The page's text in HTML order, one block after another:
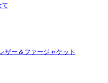
て
ザー＆ファージャケット